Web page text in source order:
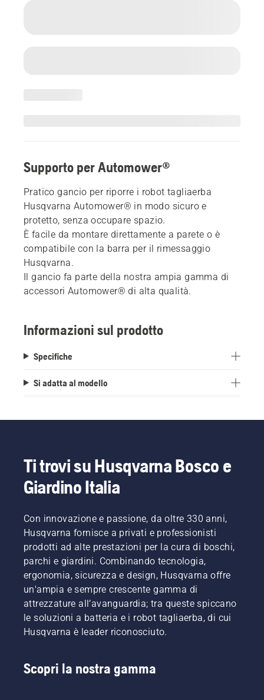
Supporto per Automower®
Pratico gancio per riporre i robot tagliaerba
Husqvarna Automower® in modo sicuro e
protetto, senza occupare spazio.
È facile da montare direttamente a parete o è
compatibile con la barra per il rimessaggio
Husqvarna.
Il gancio fa parte della nostra ampia gamma di
accessori Automower® di alta qualità.
Informazioni sul prodotto
Specifiche
Si adatta al modello
Ti trovi su Husqvarna Bosco e
Giardino Italia
Con innovazione e passione, da oltre 330 anni,
Husqvarna fornisce a privati e professionisti
prodotti ad alte prestazioni per la cura di boschi,
parchi e giardini. Combinando tecnologia,
ergonomia, sicurezza e design, Husqvarna offre
un'ampia e sempre crescente gamma di
attrezzature all’avanguardia; tra queste spiccano
le soluzioni a batteria e i robot tagliaerba, di cui
Husqvarna è leader riconosciuto.
Scopri la nostra gamma